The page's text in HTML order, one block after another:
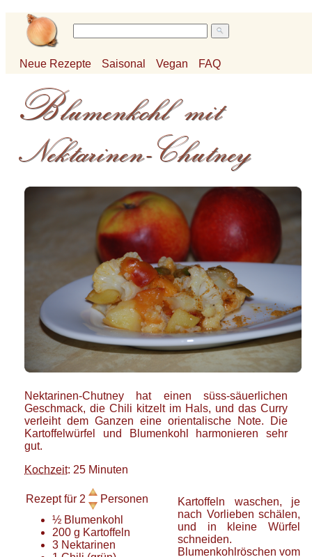
Neue Rezepte Saisonal Vegan FAQ
Nektarinen-Chutney hat einen süss-säuerlichen
Geschmack, die Chili kitzelt im Hals, und das Curry
verleiht dem Ganzen eine orientalische Note. Die
Kartoffelwürfel und Blumenkohl harmonieren sehr
gut.
Kochzeit: 25 Minuten
Rezept für 2
Personen
½ Blumenkohl
200 g Kartoffeln
3 Nektarinen
Kartoffeln waschen, je
nach Vorlieben schälen,
und in kleine Würfel
schneiden.
Blumenkohlröschen vom